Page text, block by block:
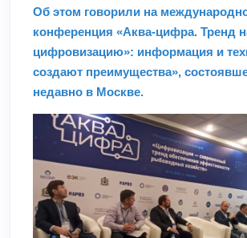
Об этом говорили на
конференция «Аква-цифра. Тренд
цифровизацию»: информация и
создают преимущества»,
недавно в Москве.